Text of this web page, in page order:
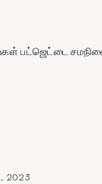
பட்ஜெட்டை
2023